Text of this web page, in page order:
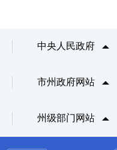
中央人民政府
市州政府网站
州级部门网站